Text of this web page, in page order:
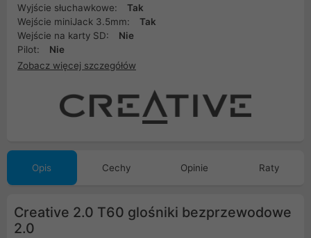
Wyjście słuchawkowe:
Tak
Wejście miniJack 3.5mm:
Tak
Wejście na karty SD:
Nie
Pilot:
Nie
Zobacz więcej szczegółów
Opis Cechy Opinie Raty
Creative 2.0 T60 glośniki bezprzewodowe
2.0